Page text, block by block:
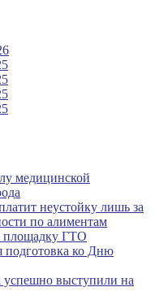
медицинской
неустойку лишь за
по алиментам
площадку ГТО
подготовка ко Дню
выступили на